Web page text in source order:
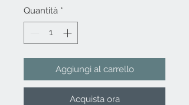
Quantità *
Aggiungi al carrello
Acquista ora